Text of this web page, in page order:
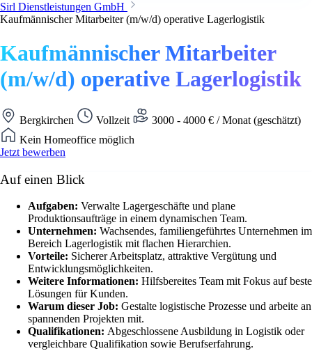
Sirl Dienstleistungen GmbH
Kaufmännischer Mitarbeiter (m/w/d) operative Lagerlogistik
Kaufmännischer Mitarbeiter
(m/w/d) operative Lagerlogistik
Bergkirchen Vollzeit
3000 - 4000 € / Monat (geschätzt)
Kein Homeoffice möglich
Jetzt bewerben
Auf einen Blick
Aufgaben: Verwalte Lagergeschäfte und plane
Produktionsaufträge in einem dynamischen Team.
Unternehmen: Wachsendes, familiengeführtes Unternehmen im
Bereich Lagerlogistik mit flachen Hierarchien.
Vorteile: Sicherer Arbeitsplatz, attraktive Vergütung und
Entwicklungsmöglichkeiten.
Weitere Informationen: Hilfsbereites Team mit Fokus auf beste
Lösungen für Kunden.
Warum dieser Job: Gestalte logistische Prozesse und arbeite an
spannenden Projekten mit.
Qualifikationen: Abgeschlossene Ausbildung in Logistik oder
vergleichbare Qualifikation sowie Berufserfahrung.